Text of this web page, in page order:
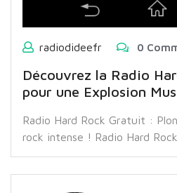
radiodideefr 0
Découvrez la Radio
pour une Explosion
Radio Hard Rock Gratuit :
rock intense ! Radio Hard